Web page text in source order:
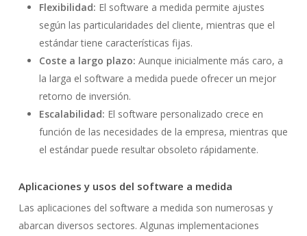
Flexibilidad: El software a medida permite ajustes
según las particularidades del cliente, mientras que el
estándar tiene características fijas.
Coste a largo plazo: Aunque inicialmente más caro, a
la larga el software a medida puede ofrecer un mejor
retorno de inversión.
Escalabilidad: El software personalizado crece en
función de las necesidades de la empresa, mientras que
el estándar puede resultar obsoleto rápidamente.
Aplicaciones y usos del software a medida
Las aplicaciones del software a medida son numerosas y
abarcan diversos sectores. Algunas implementaciones